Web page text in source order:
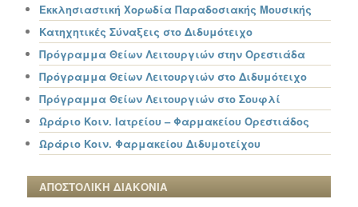
Εκκλησιαστική Χορωδία Παραδοσιακής Μουσικής
Κατηχητικές Σύναξεις στο Διδυμότειχο
Πρόγραμμα Θείων Λειτουργιών στην Ορεστιάδα
Πρόγραμμα Θείων Λειτουργιών στο Διδυμότειχο
Πρόγραμμα Θείων Λειτουργιών στο Σουφλί
Ωράριο Κοιν. Ιατρείου – Φαρμακείου Ορεστιάδος
Ωράριο Κοιν. Φαρμακείου Διδυμοτείχου
ΑΠΟΣΤΟΛΙΚΗ ΔΙΑΚΟΝΙΑ